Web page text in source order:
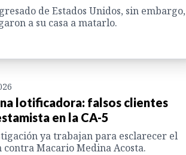
de Estados Unidos, sin embargo,
a su casa a matarlo.
lotificadora: falsos clientes
en la CA-5
ya trabajan para esclarecer el
Macario Medina Acosta.